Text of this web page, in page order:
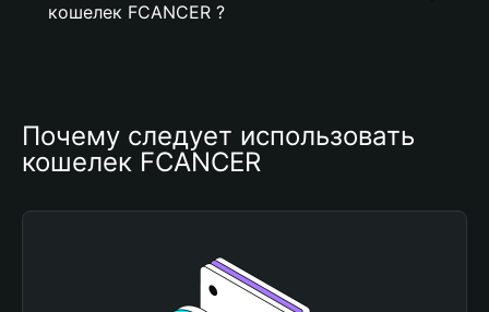
кошелек FCANCER ?
Почему следует использовать
кошелек FCANCER